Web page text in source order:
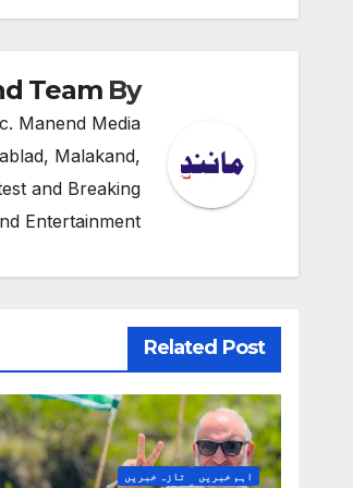
نیویگیشن
By
Team
Manend Media
Malakand,
and Breaking
Entertainment
Related Post
اہم خبریں تازہ خبریں